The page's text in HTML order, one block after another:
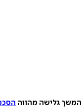
המשך גלישה מהווה